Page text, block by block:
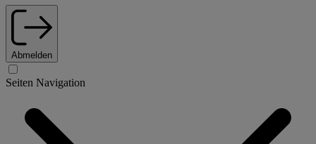
Abmelden
Seiten Navigation